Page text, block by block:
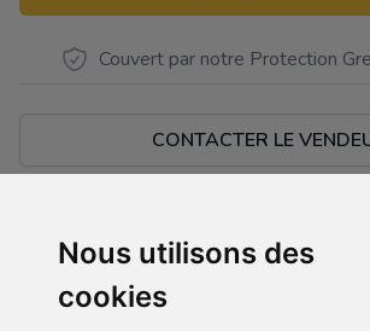
Nous utilisons des
cookies
Couvert par notre Protection
CONTACTER LE
Description
jamais ouverte
cause : achat en double